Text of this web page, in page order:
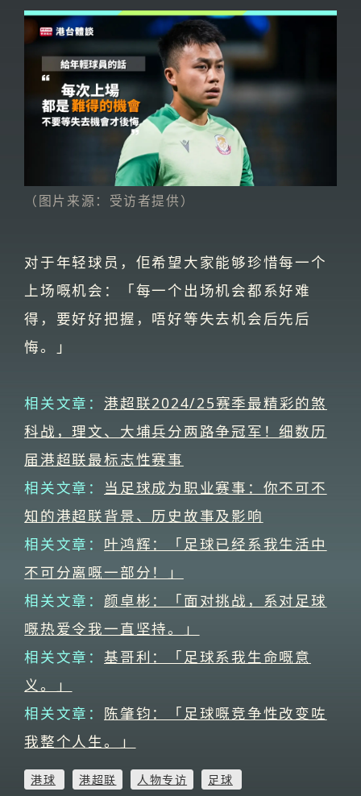
（图片来源：受访者提供）
对于年轻球员，佢希望大家能够珍惜每一个
上场嘅机会：「每一个出场机会都系好难
得，要好好把握，唔好等失去机会后先后
悔。」
相关文章：港超联2024/25赛季最精彩的煞
科战，理文、大埔兵分两路争冠军！细数历
届港超联最标志性赛事
相关文章： 当足球成为职业赛事：你不可不
知的港超联背景、历史故事及影响
相关文章： 叶鸿辉：「足球已经系我生活中
不可分离嘅一部分！」
相关文章： 颜卓彬：「面对挑战，系对足球
嘅热爱令我一直坚持。」
相关文章：基哥利：「足球系我生命嘅意
义。」
相关文章： 陈肇钧：「足球嘅竞争性改变咗
我整个人生。」
港球 港超联 人物专访 足球